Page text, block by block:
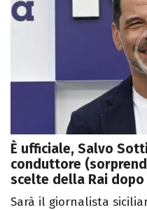
È ufficiale, Salvo
conduttore
scelte della Rai
Sarà il giornalista